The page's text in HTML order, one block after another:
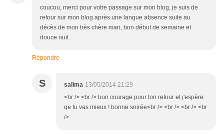
coucou, merci pour votre passage sur mon blog, je suis de
retour sur mon blog après une langue absence suite au
décès de mon très chère mari, bon début de semaine et
douce nuit .
Répondre
S salima 13/05/2014 21:29
<br /> <br /> bon courage pour ton retour et j'espère
qe tu vas mieux ! bonne soirée<br /> <br /> <br /> <br
/>